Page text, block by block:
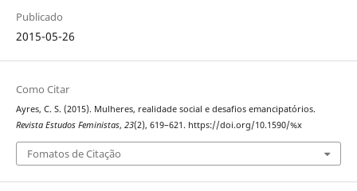
Publicado
2015-05-26
Como Citar
Ayres, C. S. (2015). Mulheres, realidade social e desafios emancipatórios.
Revista Estudos Feministas, 23(2), 619–621. https://doi.org/10.1590/%x
Fomatos de Citação